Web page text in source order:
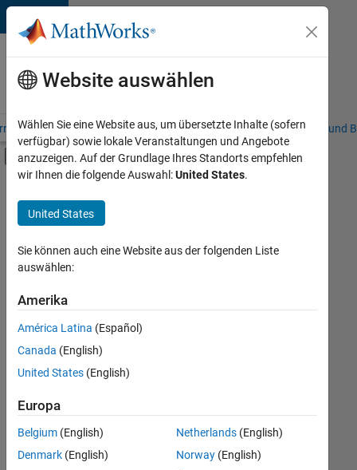
Weiter zum Inhalt
Karriere
bei
MathWorks
– Übersicht Stellensuche Niederlassungen Studierende und
Umschaltung für Off-Canvas-
Hauptinhalt
Advanced Support
Information Technology
Infrastructure and Architecture
Quality Engineering
Software Process Engineering
+4
Derzeit
es
keine
offenen
Stellen,
Ihren
Suchkriterien
entsprechen.
Website auswählen
Wählen Sie eine Website aus, um übersetzte Inhalte (sofern
verfügbar) sowie lokale Veranstaltungen und Angebote
anzuzeigen. Auf der Grundlage Ihres Standorts empfehlen
wir Ihnen die folgende Auswahl:United States.
United States
Sie können auch eine Website aus der folgenden Liste
auswählen:
Amerika
América Latina (Español)
Canada (English)
United States (English)
Europa
Belgium (English)
Denmark (English)
Netherlands(English)
Norway(English)